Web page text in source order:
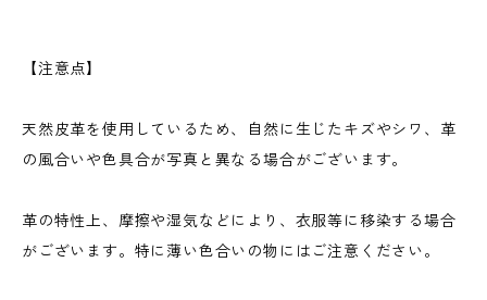
【注意点】
天然皮革を使用しているため、自然に生じたキズやシワ、革
の風合いや色具合が写真と異なる場合がございます。
革の特性上、摩擦や湿気などにより、衣服等に移染する場合
がございます。特に薄い色合いの物にはご注意ください。